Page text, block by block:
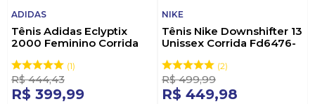
ADIDAS
Tênis Adidas Eclyptix
2000 Feminino Corrida
1
R$ 444,43
R$ 399,99
NIKE
Tênis Nike Downshifter 13
Unissex Corrida Fd6476-
2
R$ 499,99
R$ 449,98